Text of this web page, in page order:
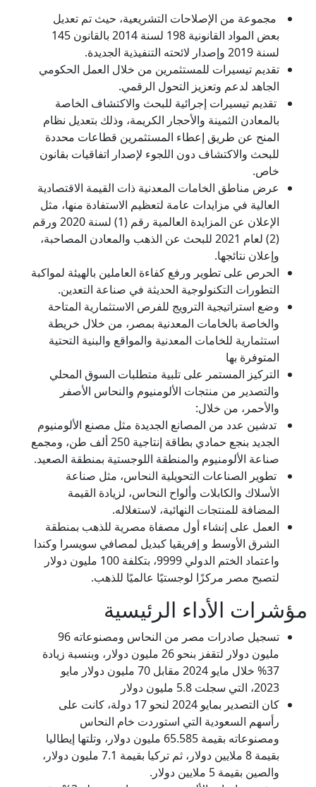
مجموعة من الإصلاحات التشريعية، حيث تم تعديل
بعض المواد القانونية 198 لسنة 2014 بالقانون 145
لسنة 2019 وإصدار لائحته التنفيذية الجديدة.
تقديم تيسيرات للمستثمرين من خلال العمل الحكومي
الجاهد لدعم وتعزيز التحول الرقمي.
تقديم تيسيرات إجرائية للبحث والاكتشاف الخاصة
بالمعادن الثمينة والأحجار الكريمة، وذلك بتعديل نظام
المنح عن طريق إعطاء المستثمرين قطاعات محددة
للبحث والاكتشاف دون اللجوء لإصدار اتفاقيات بقانون
خاص.
عرض مناطق الخامات المعدنية ذات القيمة الاقتصادية
العالية في مزايدات عامة لتعظيم الاستفادة منها، مثل
الإعلان عن المزايدة العالمية رقم (1) لسنة 2020 ورقم
(2) لعام 2021 للبحث عن الذهب والمعادن المصاحبة،
وإعلان نتائجها.
الحرص على تطوير ورفع كفاءة العاملين بالهيئة لمواكبة
التطورات التكنولوجية الحديثة في صناعة التعدين.
وضع استراتيجية الترويج للفرص الاستثمارية المتاحة
والخاصة بالخامات المعدنية بمصر، من خلال خريطة
استثمارية للخامات المعدنية والمواقع والبنية التحتية
المتوفرة بها
التركيز المستمر على تلبية متطلبات السوق المحلي
والتصدير من منتجات الألومنيوم والنحاس الأصفر
والأحمر، من خلال:
تدشين عدد من المصانع الجديدة مثل مصنع الألومنيوم
الجديد بنجع حمادي بطاقة إنتاجية 250 ألف طن، ومجمع
صناعة الألومنيوم والمنطقة اللوجستية بمنطقة الصعيد.
تطوير الصناعات التحويلية النحاس، مثل صناعة
الأسلاك والكابلات وألواح النحاس، لزيادة القيمة
المضافة للمنتجات النهائية، لاستغلاله.
العمل على إنشاء أول مصفاة مصرية للذهب بمنطقة
الشرق الأوسط و إفريقيا كبديل لمصافي سويسرا وكندا
واعتماد الختم الدولي 9999، بتكلفة 100 مليون دولار
لتصبح مصر مركزًا لوجستيًا عالميًا للذهب.
مؤشرات الأداء الرئيسية
تسجيل صادرات مصر من النحاس ومصنوعاته 96
مليون دولار لتقفز بنحو 26 مليون دولار، وبنسبة زيادة
37% خلال مايو 2024 مقابل 70 مليون دولار مايو
2023، التي سجلت 5.8 مليون دولار
كان التصدير بمايو 2024 لنحو 17 دولة، كانت على
رأسهم السعودية التي استوردت خام النحاس
ومصنوعاته بقيمة 65.585 مليون دولار، وتلتها إيطاليا
بقيمة 8 ملايين دولار، ثم تركيا بقيمة 7.1 مليون دولار،
والصين بقيمة 5 ملايين دولار.